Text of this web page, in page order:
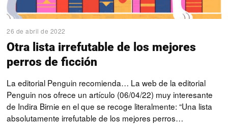
26 de abril de 2022
Otra lista irrefutable de los mejores
perros de ficción
La editorial Penguin recomienda… La web de la editorial
Penguin nos ofrece un artículo (06/04/22) muy interesante
de Indira Birnie en el que se recoge literalmente: “Una lista
absolutamente irrefutable de los mejores perros…